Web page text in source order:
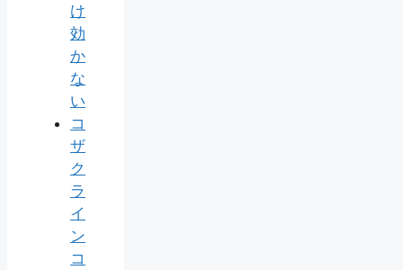
け
効
か
な
い
コ
ザ
ク
ラ
イ
ン
コ